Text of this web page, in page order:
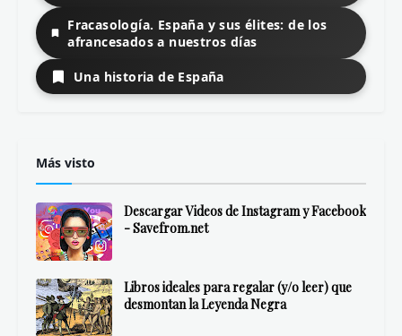
Fracasología. España y sus élites: de los
afrancesados a nuestros días
Una historia de España
Más visto
Descargar Videos de Instagram y Facebook
- Savefrom.net
Libros ideales para regalar (y/o leer) que
desmontan la Leyenda Negra